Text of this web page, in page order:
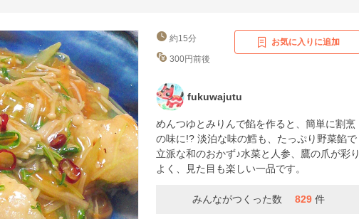
約15分
300円前後
お気に入りに追加
fukuwajutu
めんつゆとみりんで餡を作ると、簡単に割烹
の味に!? 淡泊な味の鱈も、たっぷり野菜餡で
立派な和のおかず♪水菜と人参、鷹の爪が彩り
よく、見た目も楽しい一品です。
みんながつくった数 829 件